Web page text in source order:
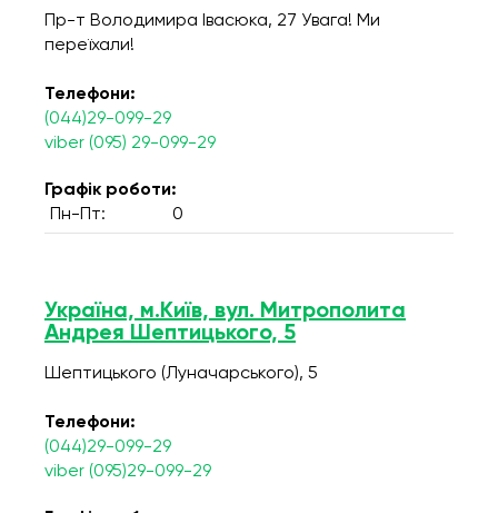
Пр-т Володимира Івасюка, 27 Увага! Ми
переїхали!
Телефони:
(044)29-099-29
viber (095) 29-099-29
Графік роботи:
Пн-Пт:
0
Україна, м.Київ, вул. Митрополита
Андрея Шептицького, 5
Шептицького (Луначарського), 5
Телефони:
(044)29-099-29
viber (095)29-099-29